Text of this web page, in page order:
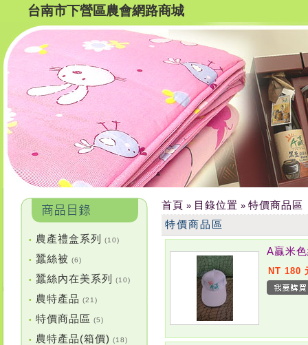
台南市下營區農會網路商城
• 農產禮盒系列 (10)
• 蠶絲被 (6)
• 蠶絲內在美系列 (10)
• 農特產品 (21)
• 特價商品區 (5)
• 農特產品(箱價) (18)
首頁 » 目錄位置 » 特價商品區
特價商品區
A贏米
NT 180